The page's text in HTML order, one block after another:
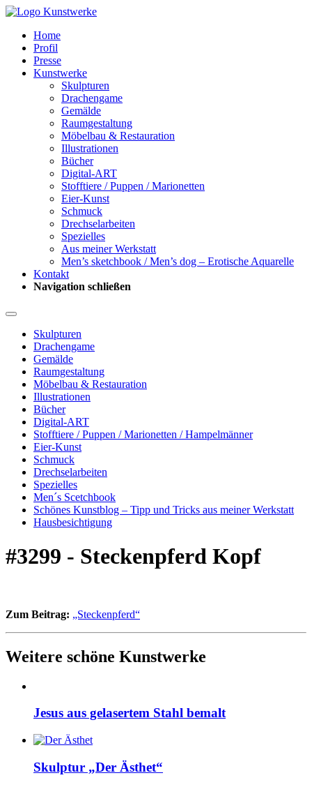
Home
Profil
Presse
Kunstwerke
Skulpturen
Drachengame
Gemälde
Raumgestaltung
Möbelbau & Restauration
Illustrationen
Bücher
Digital-ART
Stofftiere / Puppen / Marionetten
Eier-Kunst
Schmuck
Drechselarbeiten
Spezielles
Aus meiner Werkstatt
Men’s sketchbook / Men’s dog – Erotische Aquarelle
Kontakt
Navigation schließen
Skulpturen
Drachengame
Gemälde
Raumgestaltung
Möbelbau & Restauration
Illustrationen
Bücher
Digital-ART
Stofftiere / Puppen / Marionetten / Hampelmänner
Eier-Kunst
Schmuck
Drechselarbeiten
Spezielles
Men´s Scetchbook
Schönes Kunstblog – Tipp und Tricks aus meiner Werkstatt
Hausbesichtigung
#3299 - Steckenpferd Kopf
Zum Beitrag: „Steckenpferd“
Weitere schöne Kunstwerke
Jesus aus gelasertem Stahl bemalt
Skulptur „Der Ästhet“